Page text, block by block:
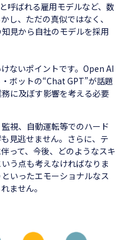
呼ばれる雇用モデルなど、数
し、ただの真似ではなく、
見から自社のモデルを採用
ないポイントです。Open AI
ボットの“Chat GPT”が話題
に及ぼす影響を考える必要
視、自動運転等でのハード
見逃せません。さらに、テ
って、今後、どのようなスキ
う点も考えなければなりま
いったエモーショナルなス
ません。